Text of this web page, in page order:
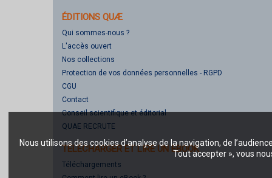
Nous utilisons des cookies d’analyse de la navigation, de
Tout accepter », vous
ÉDITIONS QUÆ
Qui sommes-nous ?
L'accès ouvert
Nos collections
Protection de vos données personnelles - RGPD
CGU
Contact
Conseil scientifique et éditorial
QUAE RECRUTE
TÉLÉCHARGER ET LIRE UN EBOOK
Téléchargements